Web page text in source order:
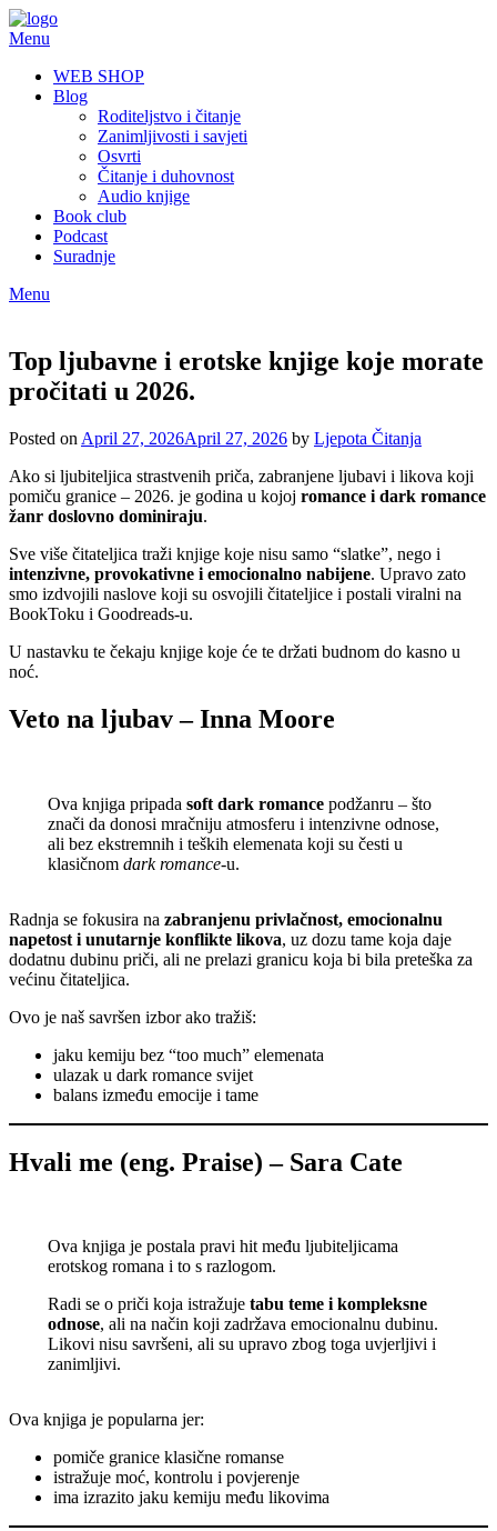
Skip
to
Menu
WEB SHOP
Blog
Roditeljstvo i čitanje
Zanimljivosti i savjeti
Osvrti
Čitanje i duhovnost
Audio knjige
Book club
Podcast
Suradnje
Menu
Top ljubavne i erotske knjige koje morate
pročitati u 2026.
Posted on April 27, 2026April 27, 2026 by Ljepota Čitanja
Ako si ljubiteljica strastvenih priča, zabranjene ljubavi i likova koji
pomiču granice – 2026. je godina u kojoj romance i dark romance
žanr doslovno dominiraju.
Sve više čitateljica traži knjige koje nisu samo “slatke”, nego i
intenzivne, provokativne i emocionalno nabijene. Upravo zato
smo izdvojili naslove koji su osvojili čitateljice i postali viralni na
BookToku i Goodreads-u.
U nastavku te čekaju knjige koje će te držati budnom do kasno u
noć.
Veto na ljubav – Inna Moore
Ova knjiga pripada soft dark romancepodžanru – što
znači da donosi mračniju atmosferu i intenzivne odnose,
ali bez ekstremnih i teških elemenata koji su česti u
klasičnom dark romance-u.
Radnja se fokusira na zabranjenu privlačnost, emocionalnu
napetost i unutarnje konflikte likova, uz dozu tame koja daje
dodatnu dubinu priči, ali ne prelazi granicu koja bi bila preteška za
većinu čitateljica.
Ovo je naš savršen izbor ako tražiš:
jaku kemiju bez “too much” elemenata
ulazak u dark romance svijet
balans između emocije i tame
Hvali me (eng. Praise) – Sara Cate
Ova knjiga je postala pravi hit među ljubiteljicama
erotskog romana i to s razlogom.
Radi se o priči koja istražuje tabu teme i kompleksne
odnose, ali na način koji zadržava emocionalnu dubinu.
Likovi nisu savršeni, ali su upravo zbog toga uvjerljivi i
zanimljivi.
Ova knjiga je popularna jer:
pomiče granice klasične romanse
istražuje moć, kontrolu i povjerenje
ima izrazito jaku kemiju među likovima